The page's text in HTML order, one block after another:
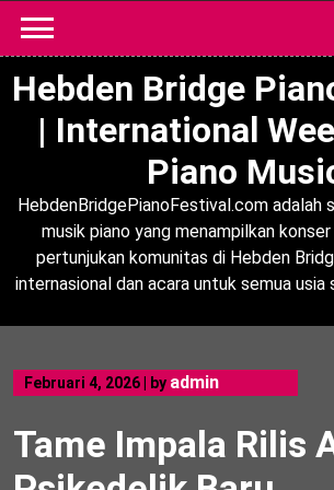
content
Hebden Bridge
| International
Piano
HebdenBridgePianoFestival.com adalah
musik piano yang menampilkan
pertunjukan komunitas di Hebden
internasional dan acara untuk semua usia
Februari 4, 2026 by admin
Tame Impala Rilis